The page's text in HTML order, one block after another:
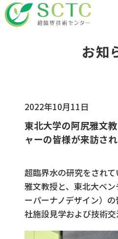
お知
2022年10月11日
東北大学の阿尻雅文
ャーの皆様が来訪され
超臨界水の研究をされ
雅文教授と、東北大ベ
ーパーナノデザイン）
社施設見学および技術交